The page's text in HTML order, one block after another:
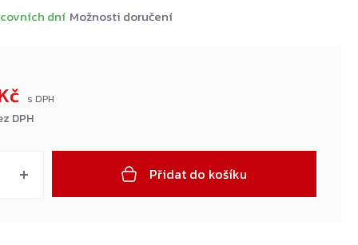
DPH
dní Možnosti doručení
Přidat do košíku